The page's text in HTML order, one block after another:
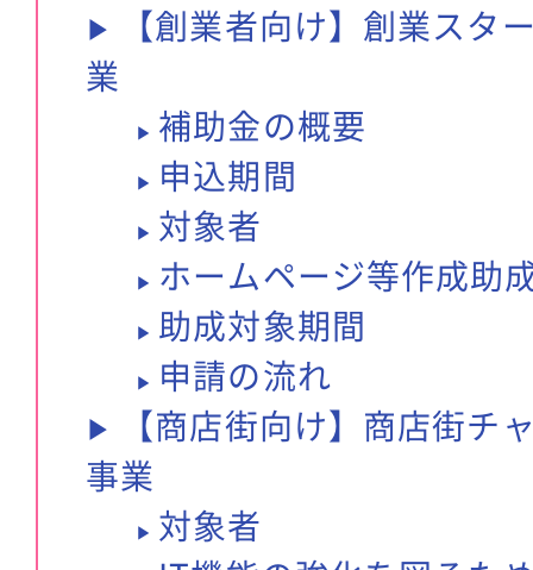
【創業者向け】創業スタ
業
補助金の概要
申込期間
対象者
ホームページ等作成助
助成対象期間
申請の流れ
【商店街向け】商店街チ
事業
対象者